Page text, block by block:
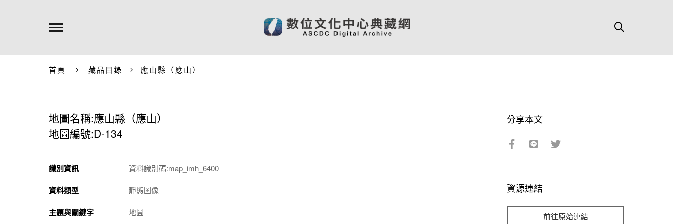
首頁 藏品目錄 應山縣（應山）
地圖名稱:應山縣（應山）
地圖編號:D-134
識別資訊 資料識別碼:map_imh_6400
資料類型 靜態圖像
主題與關鍵字 地圖
分享本文
資源連結
前往原始連結